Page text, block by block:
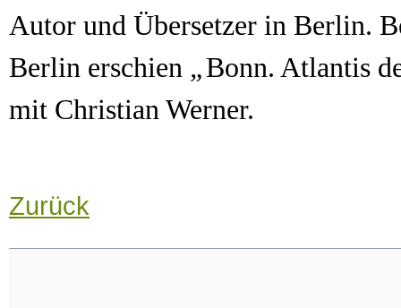
Autor und Übersetzer in Berlin.
Berlin erschien „Bonn. Atlantis
mit Christian Werner.
Zurück